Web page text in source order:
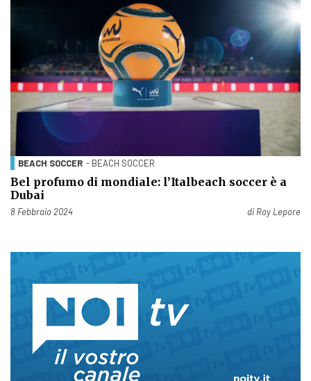
BEACH SOCCER - BEACH SOCCER
Bel profumo di mondiale: l’Italbeach soccer è a
Dubai
Pubblicato il
8 Febbraio 2024 di Roy Lepore